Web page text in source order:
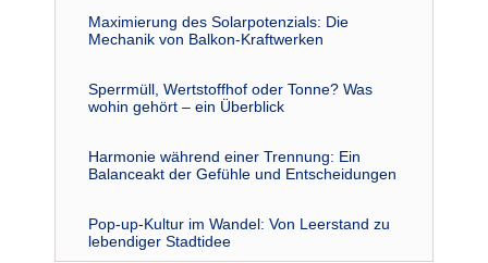
Maximierung des Solarpotenzials: Die
Mechanik von Balkon-Kraftwerken
Sperrmüll, Wertstoffhof oder Tonne? Was
wohin gehört – ein Überblick
Harmonie während einer Trennung: Ein
Balanceakt der Gefühle und Entscheidungen
Pop-up-Kultur im Wandel: Von Leerstand zu
lebendiger Stadtidee